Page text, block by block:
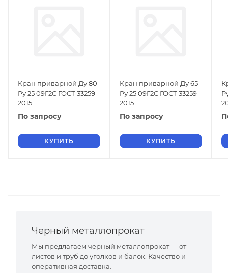
Кран приварной Ду 80
Ру 25 09Г2С ГОСТ 33259-
2015
По запросу
КУПИТЬ
Кран приварной Ду 65
Ру 25 09Г2С ГОСТ 33259-
2015
По запросу
КУПИТЬ
Черный металлопрокат
Мы предлагаем черный металлопрокат — от
листов и труб до уголков и балок. Качество и
оперативная доставка.